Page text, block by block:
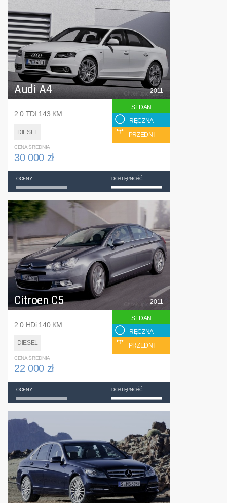
Audi A4
2.0 TDI 143 KM
DIESEL
2011
SEDAN
RĘCZNA
PRZEDNI
CENA ŚREDNIA
30 000 zł
OCENY DOSTĘPNOŚĆ
Citroen C5
2.0 HDi 140 KM
DIESEL
2011
SEDAN
RĘCZNA
PRZEDNI
CENA ŚREDNIA
22 000 zł
OCENY DOSTĘPNOŚĆ